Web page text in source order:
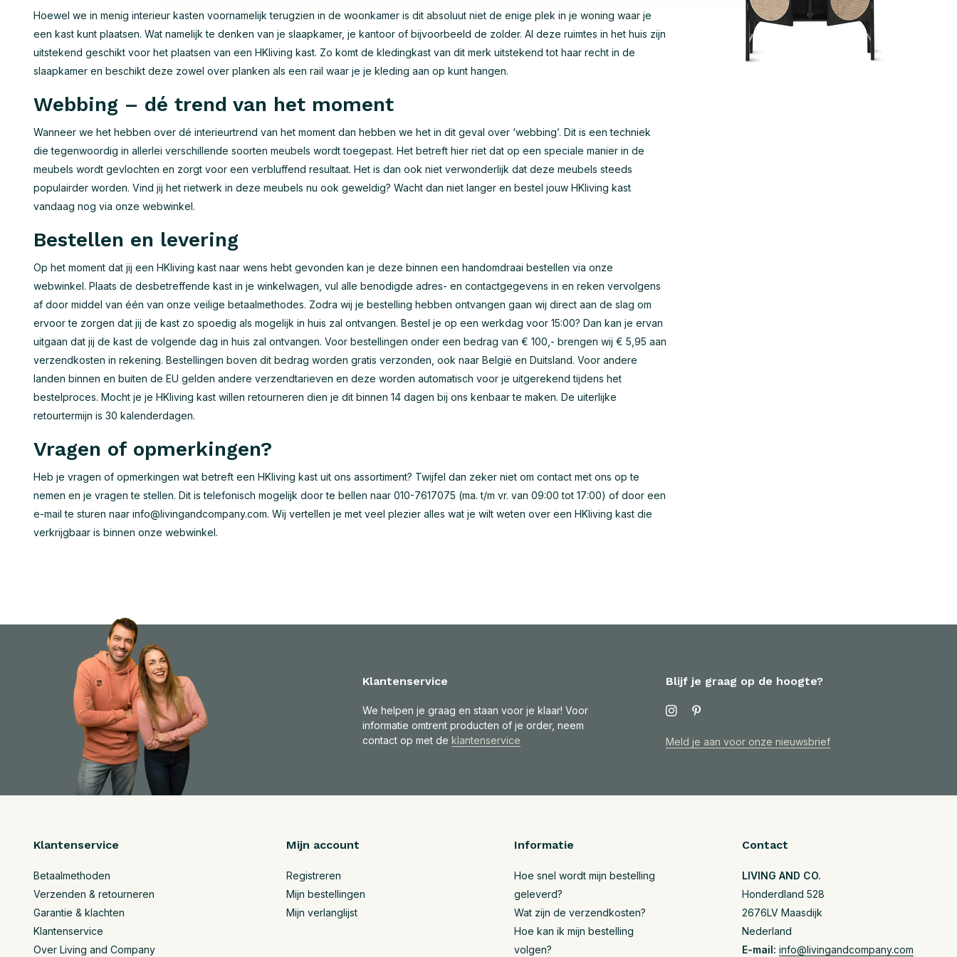
Hoewel we in menig interieur kasten voornamelijk terugzien in de woonkamer is dit absoluut niet de enige plek in je woning waar je
een kast kunt plaatsen. Wat namelijk te denken van je slaapkamer, je kantoor of bijvoorbeeld de zolder. Al deze ruimtes in het huis zijn
uitstekend geschikt voor het plaatsen van een HKliving kast. Zo komt de kledingkast van dit merk uitstekend tot haar recht in de
slaapkamer en beschikt deze zowel over planken als een rail waar je je kleding aan op kunt hangen.
Webbing – dé trend van het moment
Wanneer we het hebben over dé interieurtrend van het moment dan hebben we het in dit geval over ‘webbing’. Dit is een techniek
die tegenwoordig in allerlei verschillende soorten meubels wordt toegepast. Het betreft hier riet dat op een speciale manier in de
meubels wordt gevlochten en zorgt voor een verbluffend resultaat. Het is dan ook niet verwonderlijk dat deze meubels steeds
populairder worden. Vind jij het rietwerk in deze meubels nu ook geweldig? Wacht dan niet langer en bestel jouw HKliving kast
vandaag nog via onze webwinkel.
Bestellen en levering
Op het moment dat jij een HKliving kast naar wens hebt gevonden kan je deze binnen een handomdraai bestellen via onze
webwinkel. Plaats de desbetreffende kast in je winkelwagen, vul alle benodigde adres- en contactgegevens in en reken vervolgens
af door middel van één van onze veilige betaalmethodes. Zodra wij je bestelling hebben ontvangen gaan wij direct aan de slag om
ervoor te zorgen dat jij de kast zo spoedig als mogelijk in huis zal ontvangen. Bestel je op een werkdag voor 15:00? Dan kan je ervan
uitgaan dat jij de kast de volgende dag in huis zal ontvangen. Voor bestellingen onder een bedrag van € 100,- brengen wij € 5,95 aan
verzendkosten in rekening. Bestellingen boven dit bedrag worden gratis verzonden, ook naar België en Duitsland. Voor andere
landen binnen en buiten de EU gelden andere verzendtarieven en deze worden automatisch voor je uitgerekend tijdens het
bestelproces. Mocht je je HKliving kast willen retourneren dien je dit binnen 14 dagen bij ons kenbaar te maken. De uiterlijke
retourtermijn is 30 kalenderdagen.
Vragen of opmerkingen?
Heb je vragen of opmerkingen wat betreft een HKliving kast uit ons assortiment? Twijfel dan zeker niet om contact met ons op te
nemen en je vragen te stellen. Dit is telefonisch mogelijk door te bellen naar 010-7617075 (ma. t/m vr. van 09:00 tot 17:00) of door een
e-mail te sturen naar info@livingandcompany.com. Wij vertellen je met veel plezier alles wat je wilt weten over een HKliving kast die
verkrijgbaar is binnen onze webwinkel.
Klantenservice
We helpen je graag en staan voor je klaar! Voor
informatie omtrent producten of je order, neem
contact op met de klantenservice
Blijf je graag op de hoogte?
Meld je aan voor onze nieuwsbrief
Klantenservice
Betaalmethoden
Verzenden & retourneren
Garantie & klachten
Klantenservice
Over Living and Company
Mijn account
Registreren
Mijn bestellingen
Mijn verlanglijst
Informatie
Hoe snel wordt mijn bestelling
geleverd?
Wat zijn de verzendkosten?
Hoe kan ik mijn bestelling
volgen?
Contact
LIVING AND CO.
Honderdland 528
2676LV Maasdijk
Nederland
E-mail: info@livingandcompany.com